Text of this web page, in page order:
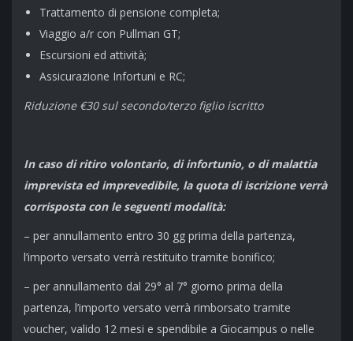
Trattamento di pensione completa;
Viaggio a/r con Pullman GT;
Escursioni ed attività;
Assicurazione Infortuni e RC;
Riduzione €30 sul secondo/terzo figlio iscritto
In caso di ritiro volontario, di infortunio, o di malattia
imprevista ed imprevedibile, la quota di iscrizione verrà
corrisposta con le seguenti modalità:
– per annullamento entro 30 gg prima della partenza,
l’importo versato verrà restituito tramite bonifico;
– per annullamento dal 29° al 7° giorno prima della
partenza, l’importo versato verrà rimborsato tramite
voucher, valido 12 mesi e spendibile a Giocampus o nelle